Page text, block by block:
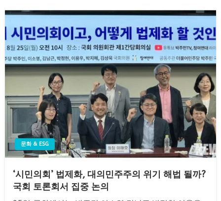
문화 & ESG
‘시민의회’ 법제화, 대의민주주의 위기 해법 될까?
국회 토론회서 집중 논의